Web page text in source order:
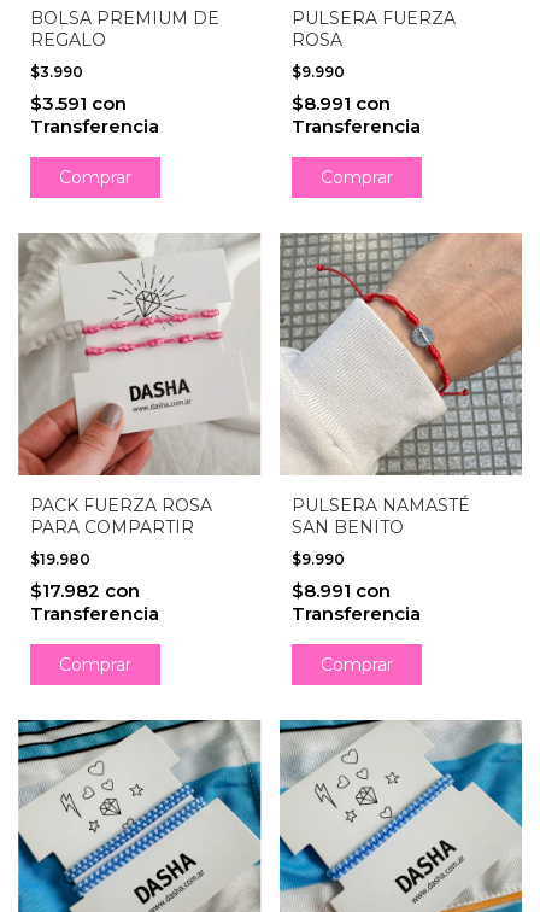
BOLSA PREMIUM DE
REGALO
$3.990
$3.591 con
Transferencia
PULSERA FUERZA
ROSA
$9.990
$8.991 con
Transferencia
PACK FUERZA ROSA
PARA COMPARTIR
$19.980
$17.982 con
Transferencia
PULSERA NAMASTÉ
SAN BENITO
$9.990
$8.991 con
Transferencia